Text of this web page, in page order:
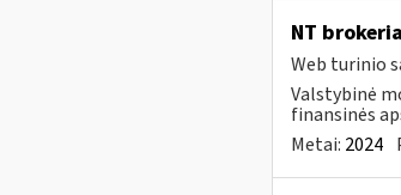
NT
Web turinio
Valstybinė
finansinės
Metai: 2024